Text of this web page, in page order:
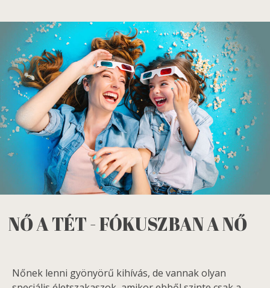
NŐ A TÉT - FÓKUSZBAN A NŐ
Nőnek lenni gyönyörű kihívás, de vannak olyan